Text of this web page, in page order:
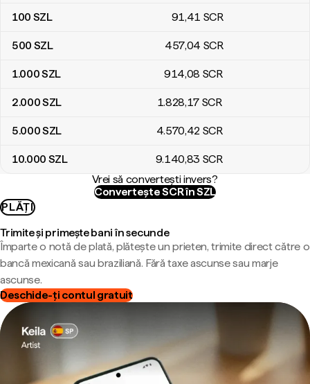
100 SZL 91,41 SCR
500 SZL 457,04 SCR
1.000SZL 914,08 SCR
2.000SZL 1.828,17 SCR
5.000SZL 4.570,42 SCR
10.000 SZL 9.140,83 SCR
Vrei să convertești invers?
Convertește SCR în SZL
PLĂȚI
Trimite și primește bani în secunde
Împarte o notă de plată, plătește un prieten, trimite direct către o
bancă mexicană sau braziliană. Fără taxe ascunse sau marje
ascunse.
Deschide-ți contul gratuit